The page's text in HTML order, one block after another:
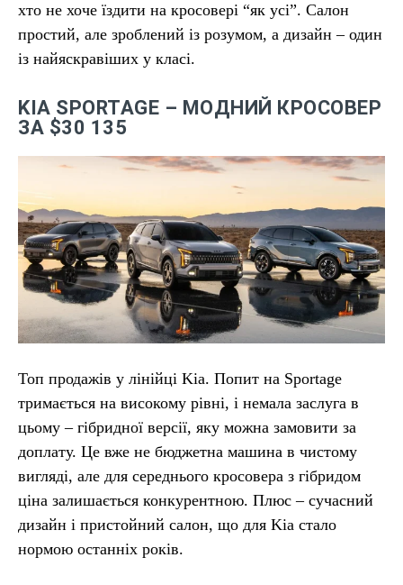
хто не хоче їздити на кросовері “як усі”. Салон
простий, але зроблений із розумом, а дизайн – один
із найяскравіших у класі.
KIA SPORTAGE – МОДНИЙ КРОСОВЕР
ЗА $30 135
Топ продажів у лінійці Kia. Попит на Sportage
тримається на високому рівні, і немала заслуга в
цьому – гібридної версії, яку можна замовити за
доплату. Це вже не бюджетна машина в чистому
вигляді, але для середнього кросовера з гібридом
ціна залишається конкурентною. Плюс – сучасний
дизайн і пристойний салон, що для Kia стало
нормою останніх років.